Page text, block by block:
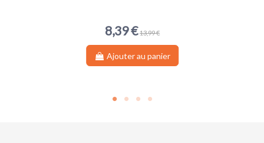
8,39 € 13,99 €
Ajouter au panier